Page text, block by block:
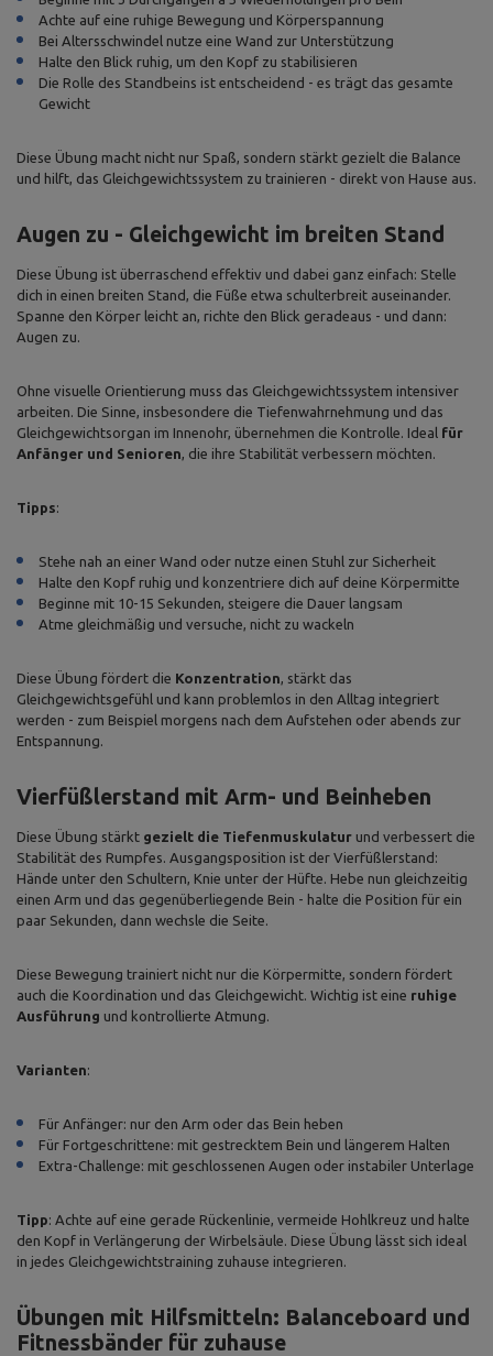
Achte auf eine ruhige Bewegung und Körperspannung
Bei Altersschwindel nutze eine Wand zur Unterstützung
Halte den Blick ruhig, um den Kopf zu stabilisieren
Die Rolle des Standbeins ist entscheidend - es trägt das gesamte
Gewicht
Diese Übung macht nicht nur Spaß, sondern stärkt gezielt die Balance
und hilft, das Gleichgewichtssystem zu trainieren - direkt von Hause aus.
Augen zu - Gleichgewicht im breiten Stand
Diese Übung ist überraschend effektiv und dabei ganz einfach: Stelle
dich in einen breiten Stand, die Füße etwa schulterbreit auseinander.
Spanne den Körper leicht an, richte den Blick geradeaus - und dann:
Augen zu.
Ohne visuelle Orientierung muss das Gleichgewichtssystem intensiver
arbeiten. Die Sinne, insbesondere die Tiefenwahrnehmung und das
Gleichgewichtsorgan im Innenohr, übernehmen die Kontrolle. Ideal für
Anfänger und Senioren , die ihre Stabilität verbessern möchten.
Tipps:
Stehe nah an einer Wand oder nutze einen Stuhl zur Sicherheit
Halte den Kopf ruhig und konzentriere dich auf deine Körpermitte
Beginne mit 10-15 Sekunden, steigere die Dauer langsam
Atme gleichmäßig und versuche, nicht zu wackeln
Diese Übung fördert die Konzentration , stärkt das
Gleichgewichtsgefühl und kann problemlos in den Alltag integriert
werden - zum Beispiel morgens nach dem Aufstehen oder abends zur
Entspannung.
Vierfüßlerstand mit Arm- und Beinheben
Diese Übung stärkt gezielt die Tiefenmuskulatur und verbessert die
Stabilität des Rumpfes. Ausgangsposition ist der Vierfüßlerstand:
Hände unter den Schultern, Knie unter der Hüfte. Hebe nun gleichzeitig
einen Arm und das gegenüberliegende Bein - halte die Position für ein
paar Sekunden, dann wechsle die Seite.
Diese Bewegung trainiert nicht nur die Körpermitte, sondern fördert
auch die Koordination und das Gleichgewicht. Wichtig ist eine ruhige
Ausführung und kontrollierte Atmung.
Varianten:
Für Anfänger: nur den Arm oder das Bein heben
Für Fortgeschrittene: mit gestrecktem Bein und längerem Halten
Extra-Challenge: mit geschlossenen Augen oder instabiler Unterlage
Tipp: Achte auf eine gerade Rückenlinie, vermeide Hohlkreuz und halte
den Kopf in Verlängerung der Wirbelsäule. Diese Übung lässt sich ideal
in jedes Gleichgewichtstraining zuhause integrieren.
Übungen mit Hilfsmitteln: Balanceboard und
Fitnessbänder für zuhause